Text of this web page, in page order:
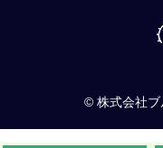
© 株式会社ブ